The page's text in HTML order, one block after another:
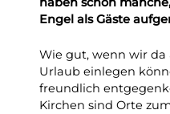
Engel als Gäste
Wie gut, wenn wir da
Urlaub einlegen
freundlich
Kirchen sind Orte